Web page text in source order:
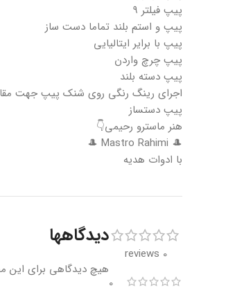
پیپ فیلتر ۹
پیپ و استم بلند تماما دست ساز
پیپ با برایر ایتالیایی
پیپ چرچ واردن
پیپ دسته بلند
اجرای رینگ رنگی روی شنک پیپ جهت
پیپ دستساز
هنر ماسترو رحیمی👇
🎩 Mastro Rahimi 🎩
با ادوات هدیه
0 reviews
0
دیدگاهها
هیچ دیدگاهی برای